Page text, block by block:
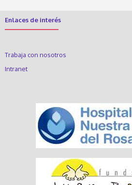
Enlaces de interés
Trabaja con nosotros
Intranet